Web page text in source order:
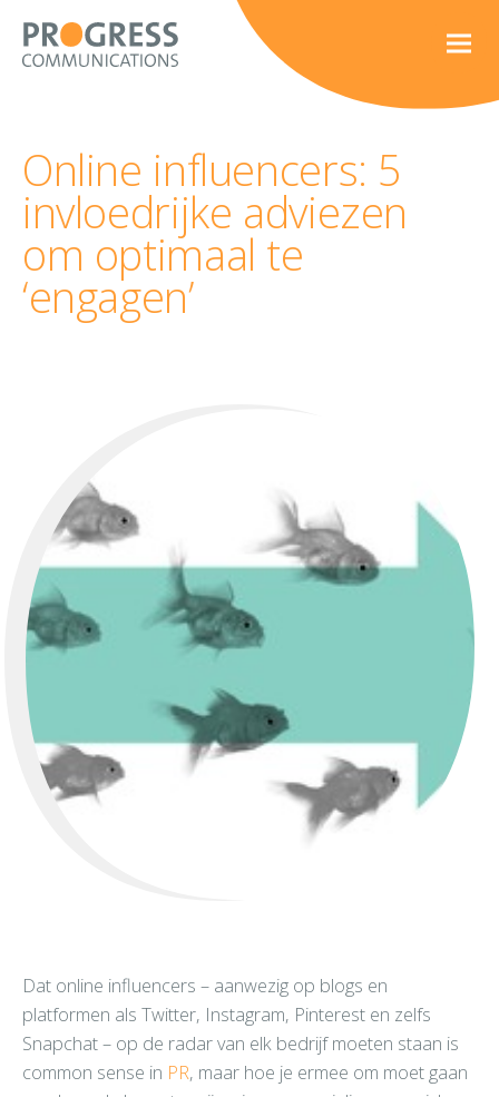
Online influencers: 5
invloedrijke adviezen
om optimaal te
‘engagen’
Dat online influencers – aanwezig op blogs en
platformen als Twitter, Instagram, Pinterest en zelfs
Snapchat – op de radar van elk bedrijf moeten staan is
common sense in PR, maar hoe je ermee om moet gaan